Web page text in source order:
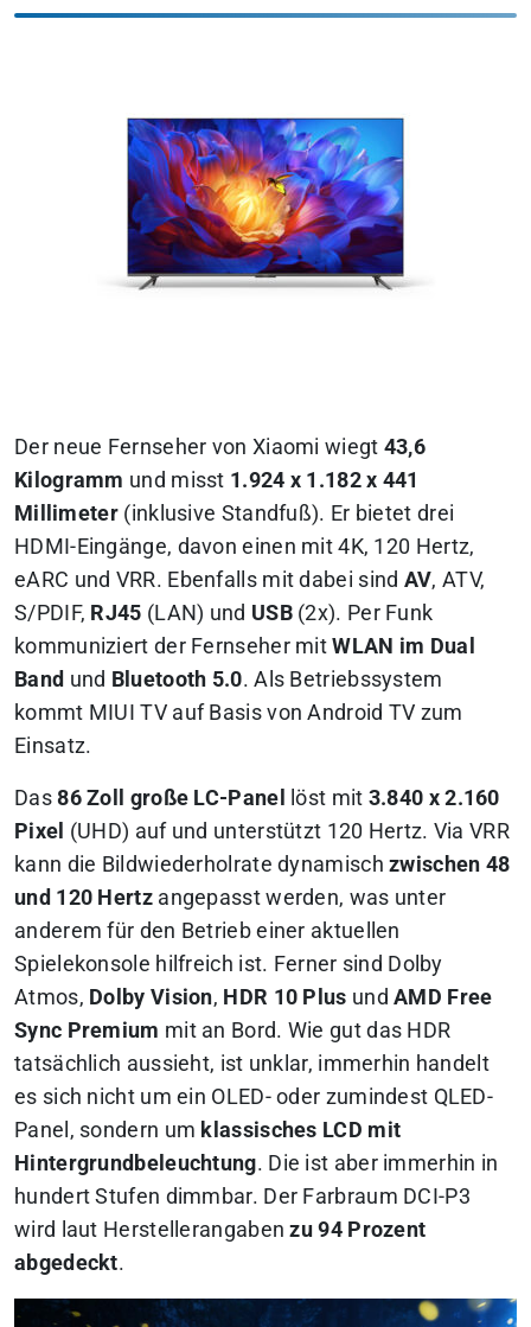
Der neue Fernseher von Xiaomi wiegt 43,6
Kilogramm und misst 1.924 x 1.182 x 441
Millimeter (inklusive Standfuß). Er bietet drei
HDMI-Eingänge, davon einen mit 4K, 120 Hertz,
eARC und VRR. Ebenfalls mit dabei sind AV, ATV,
S/PDIF, RJ45 (LAN) und USB(2x). Per Funk
kommuniziert der Fernseher mitWLAN im Dual
Band und Bluetooth 5.0. Als Betriebssystem
kommt MIUI TV auf Basis von Android TV zum
Einsatz.
Das86 Zoll große LC-Panel löst mit 3.840 x 2.160
Pixel (UHD) auf und unterstützt 120 Hertz. Via VRR
kann die Bildwiederholrate dynamischzwischen 48
und 120 Hertzangepasst werden, was unter
anderem für den Betrieb einer aktuellen
Spielekonsole hilfreich ist. Ferner sind Dolby
Atmos, Dolby Vision, HDR 10 Plus undAMD Free
Sync Premium mit an Bord. Wie gut das HDR
tatsächlich aussieht, ist unklar, immerhin handelt
es sich nicht um ein OLED- oder zumindest QLED-
Panel, sondern um klassisches LCD mit
Hintergrundbeleuchtung. Die ist aber immerhin in
hundert Stufen dimmbar. Der Farbraum DCI-P3
wird laut Herstellerangabenzu 94 Prozent
abgedeckt.